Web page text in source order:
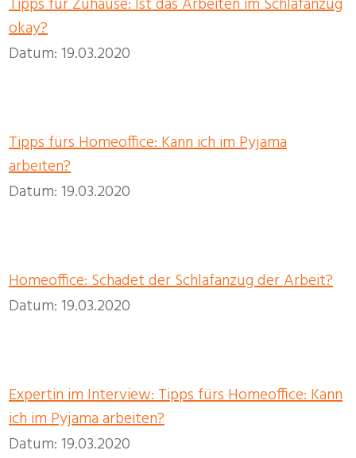
okay?
Datum: 19.03.2020
Tipps fürs Homeoffice: Kann ich im Pyjama
arbeiten?
Datum: 19.03.2020
Homeoffice: Schadet der Schlafanzug der Arbeit?
Datum: 19.03.2020
Expertin im Interview: Tipps fürs Homeoffice: Kann
ich im Pyjama arbeiten?
Datum: 19.03.2020